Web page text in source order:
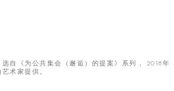
自《为公共集会（邂逅）的提案》系列， 2018年
术家提供。